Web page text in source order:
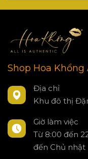
Shop Hoa
Địa chỉ
Khu đô thị
Giờ làm việc
Từ 8:00 đến
đến Chủ nhật